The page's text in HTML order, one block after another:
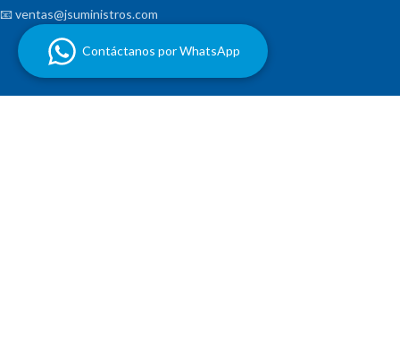
📧 ventas@jsuministros.com
Contáctanos por WhatsApp